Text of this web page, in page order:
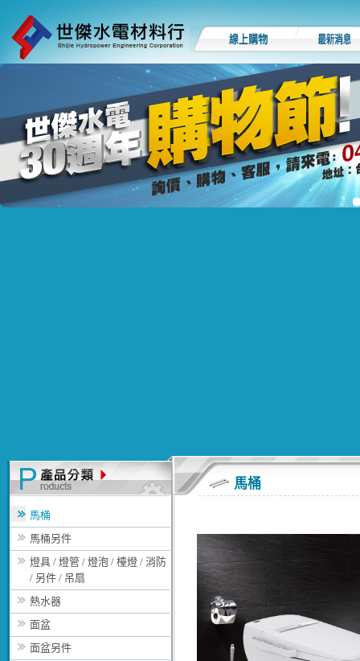
馬桶
馬桶另件
燈具 / 燈管 / 燈泡 / 檯燈 / 消防
/ 另件 / 吊扇
熱水器
面盆
面盆另件
馬桶